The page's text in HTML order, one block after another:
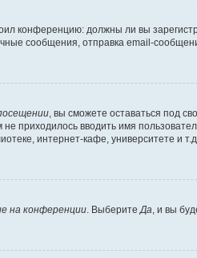
конференцию: должны ли вы
сообщения, отправка email-
, вы сможете оставаться под
не приходилось вводить имя
интернет-кафе, университете и
на конференции . Выберите Да , и вы